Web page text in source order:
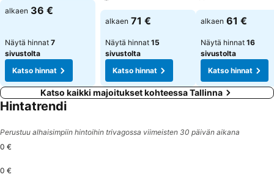
alkaen 36 €
Näytä hinnat 7
sivustolta
Katso hinnat
alkaen 71 €
Näytä hinnat 15
sivustolta
Katso hinnat
alkaen 61 €
Näytä hinnat 16
sivustolta
Katso hinnat
Katso kaikki majoitukset kohteessa Tallinna
Hintatrendi
Perustuu alhaisimpiin hintoihin trivagossa viimeisten 30 päivän aikana
0 €
0 €